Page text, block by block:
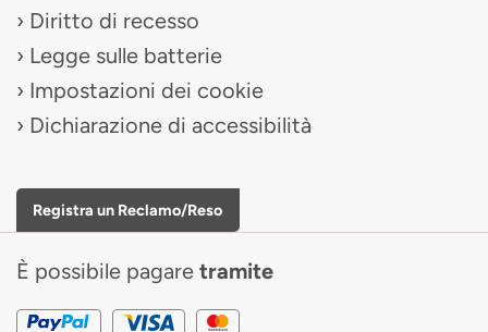
Diritto di recesso
Legge sulle batterie
Impostazioni dei cookie
Dichiarazione di accessibilità
Registra un Reclamo/Reso
È possibile pagare tramite